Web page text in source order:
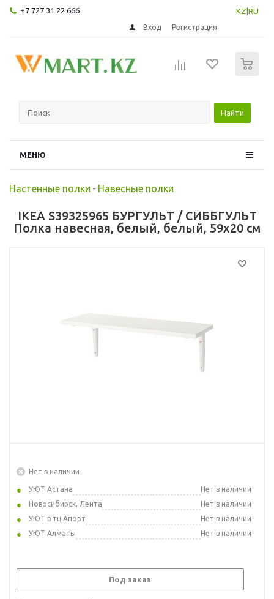
+7 727 31 22 666 KZ RU
Вход Регистрация
Найти
МЕНЮ
Настенные полки - Навесные полки
IKEA S39325965 БУРГУЛЬТ / СИББГУЛЬТ
Полка навесная, белый, белый, 59x20 см
Нет в наличии
УЮТ Астана
Нет в наличии
Новосибирск, Лента
Нет в наличии
УЮТ в тц Апорт
Нет в наличии
УЮТ Алматы
Нет в наличии
Под заказ